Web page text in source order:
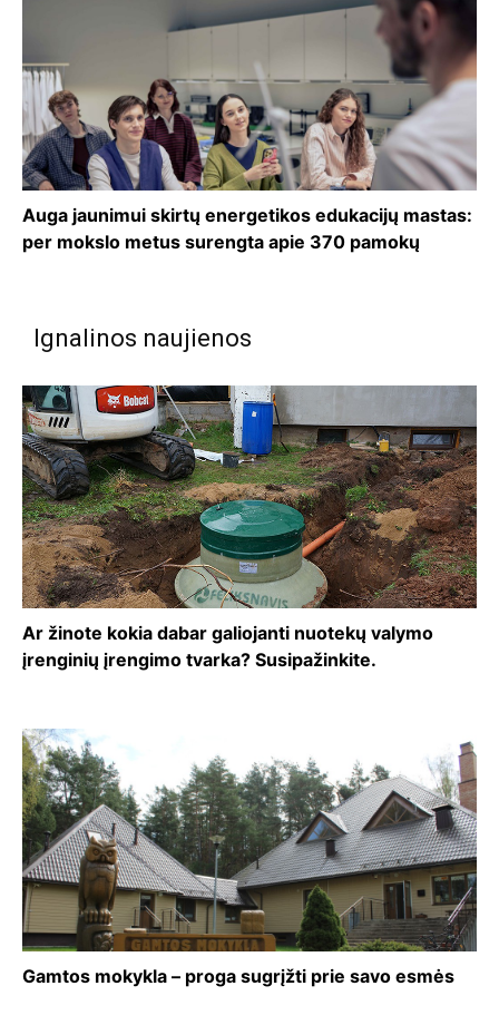
Auga jaunimui skirtų energetikos edukacijų mastas:
per mokslo metus surengta apie 370 pamokų
Ignalinos naujienos
Ar žinote kokia dabar galiojanti nuotekų valymo
įrenginių įrengimo tvarka? Susipažinkite.
Gamtos mokykla – proga sugrįžti prie savo esmės